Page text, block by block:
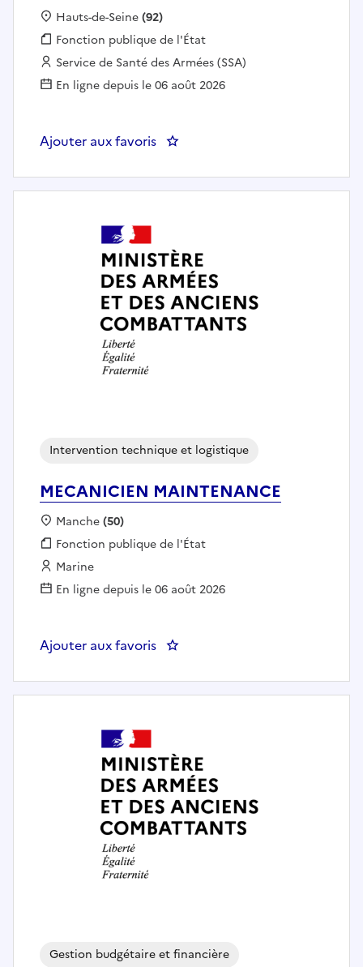
Localisation :
Hauts-de-Seine(92)
Fonction publique :
Fonction publique de l'État
Employeur :
Service de Santé des Armées (SSA)
En ligne depuis le 06 août 2026
Ajouter aux favoris : TECHNICIEN DE LABORATOIRE
MECANICIEN MAINTENANCE
Intervention technique et logistique
Localisation :
Manche(50)
Fonction publique :
Fonction publique de l'État
Employeur :
Marine
En ligne depuis le 06 août 2026
Ajouter aux favoris : MECANICIEN MAINTENANCE
Gestion budgétaire et financière